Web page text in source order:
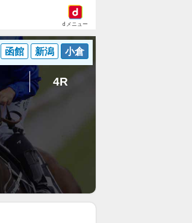
dメニュー
函館 新潟 小倉
4R